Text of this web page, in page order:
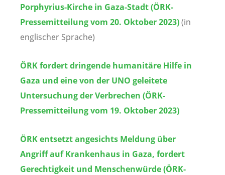
Porphyrius-Kirche in Gaza-Stadt (ÖRK-
Pressemitteilung vom 20. Oktober 2023)(in
englischer Sprache)
ÖRK fordert dringende humanitäre Hilfe in
Gaza und eine von der UNO geleitete
Untersuchung der Verbrechen (ÖRK-
Pressemitteilung vom 19. Oktober 2023)
ÖRK entsetzt angesichts Meldung über
Angriff auf Krankenhaus in Gaza, fordert
Gerechtigkeit und Menschenwürde (ÖRK-